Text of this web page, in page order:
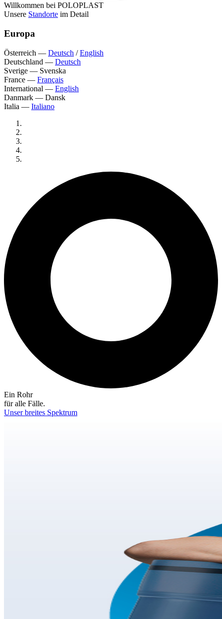
Willkommen bei POLOPLAST
Unsere Standorte im Detail
Europa
Österreich — Deutsch /English
Deutschland — Deutsch
Sverige — Svenska
France — Français
International — English
Danmark — Dansk
Italia — Italiano
Ein Rohr
für alle Fälle.
Unser breites Spektrum